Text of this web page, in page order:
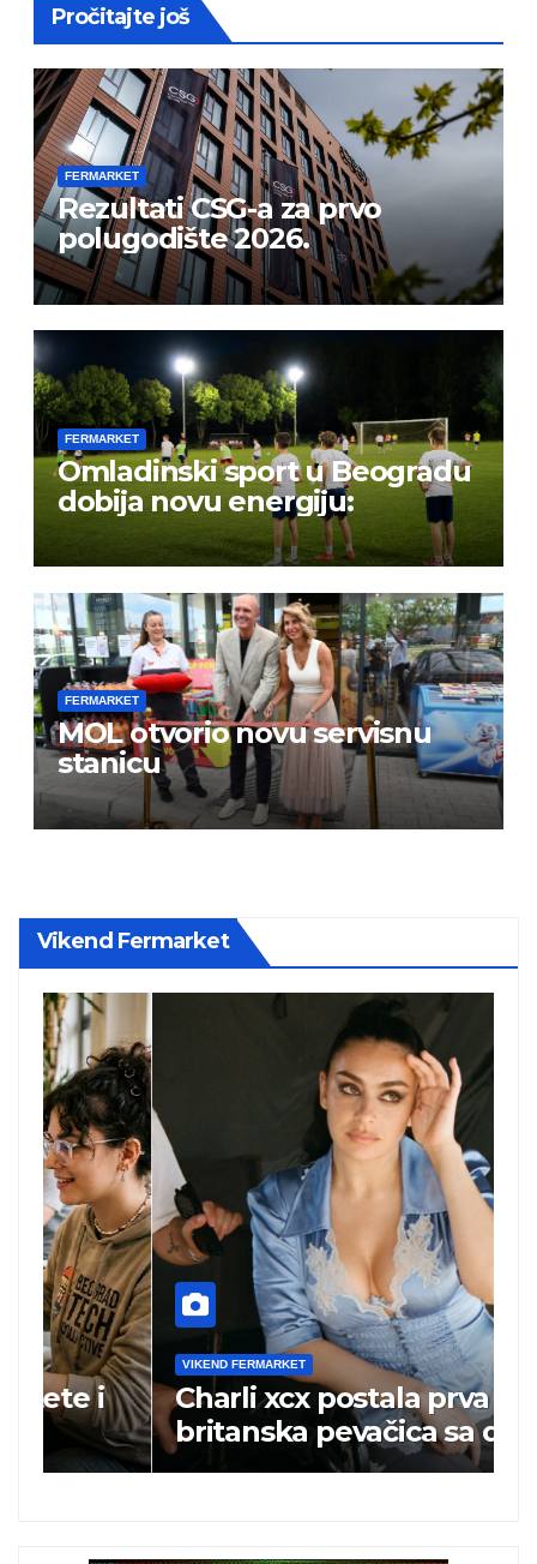
Pročitajte još
FERMARKET
Rezultati CSG-a za prvo
polugodište 2026.
FERMARKET
Omladinski sport u Beogradu
dobija novu energiju:
FERMARKET
MOL otvorio novu servisnu
stanicu
Vikend Fermarket
VIKEND FERMARKET
Charli xcx postala prva
britanska pevačica sa dva
albuma na prvom mestu u